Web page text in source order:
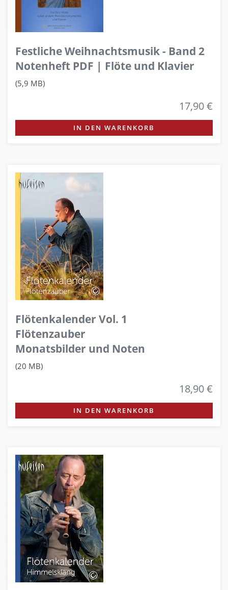
Festliche Weihnachtsmusik - Band 2
Notenheft PDF | Flöte und Klavier
(5,9 MB)
17,90 €
IN DEN WARENKORB
Flötenkalender Vol. 1
Flötenzauber
Monatsbilder und Noten
(20 MB)
18,90 €
IN DEN WARENKORB